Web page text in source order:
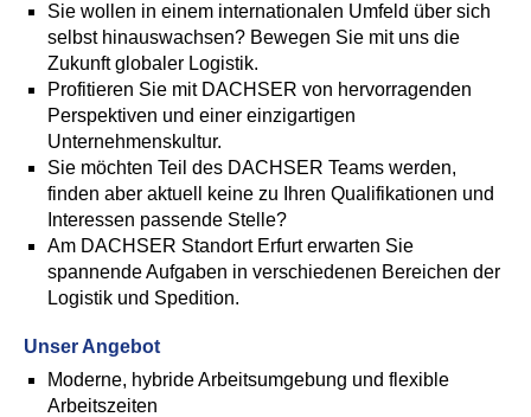
Sie wollen in einem internationalen Umfeld über sich
selbst hinauswachsen? Bewegen Sie mit uns die
Zukunft globaler Logistik.
Profitieren Sie mit DACHSER von hervorragenden
Perspektiven und einer einzigartigen
Unternehmenskultur.
Sie möchten Teil des DACHSER Teams werden,
finden aber aktuell keine zu Ihren Qualifikationen und
Interessen passende Stelle?
Am DACHSER Standort Erfurt erwarten Sie
spannende Aufgaben in verschiedenen Bereichen der
Logistik und Spedition.
Unser Angebot
Moderne, hybride Arbeitsumgebung und flexible
Arbeitszeiten